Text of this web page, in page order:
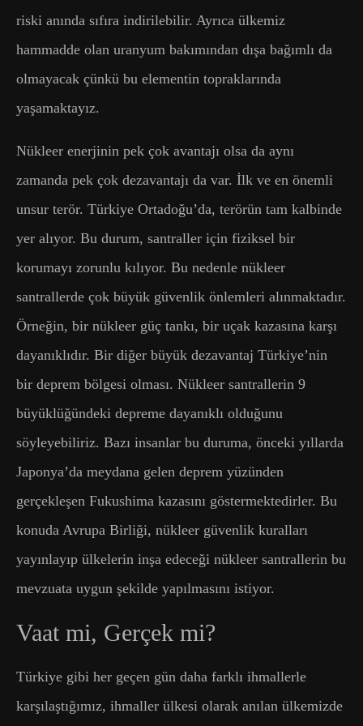
riski anında sıfıra indirilebilir. Ayrıca ülkemiz
hammadde olan uranyum bakımından dışa bağımlı da
olmayacak çünkü bu elementin topraklarında
yaşamaktayız.
Nükleer enerjinin pek çok avantajı olsa da aynı
zamanda pek çok dezavantajı da var. İlk ve en önemli
unsur terör. Türkiye Ortadoğu’da, terörün tam kalbinde
yer alıyor. Bu durum, santraller için fiziksel bir
korumayı zorunlu kılıyor. Bu nedenle nükleer
santrallerde çok büyük güvenlik önlemleri alınmaktadır.
Örneğin, bir nükleer güç tankı, bir uçak kazasına karşı
dayanıklıdır. Bir diğer büyük dezavantaj Türkiye’nin
bir deprem bölgesi olması. Nükleer santrallerin 9
büyüklüğündeki depreme dayanıklı olduğunu
söyleyebiliriz. Bazı insanlar bu duruma, önceki yıllarda
Japonya’da meydana gelen deprem yüzünden
gerçekleşen Fukushima kazasını göstermektedirler. Bu
konuda Avrupa Birliği, nükleer güvenlik kuralları
yayınlayıp ülkelerin inşa edeceği nükleer santrallerin bu
mevzuata uygun şekilde yapılmasını istiyor.
Vaat mi, Gerçek mi?
Türkiye gibi her geçen gün daha farklı ihmallerle
karşılaştığımız, ihmaller ülkesi olarak anılan ülkemizde